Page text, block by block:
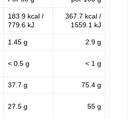
183.9 kcal /
779.6 kJ
367.7 kcal /
1559.1 kJ
1.45 g 2.9 g
< 0.5 g < 1 g
37.7 g 75.4 g
27.5 g 55 g